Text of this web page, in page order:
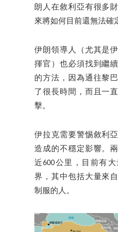
朗人在敘利亞有很多
來將如何目前還無法確
伊朗領導人（尤其是
揮官）也必須找到繼
的方法，因為通往黎
了很長時間，而且一
擊。
伊拉克需要警惕敘利
造成的不穩定影響。
近600公里，目前有
界，其中包括大量來
制服的人。